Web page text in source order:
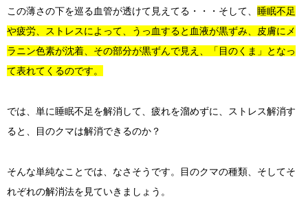
この薄さの下を巡る血管が透けて見えてる・・・そして、 睡眠不足
や疲労、ストレスによって、うっ血すると血液が黒ずみ、皮膚にメ
ラニン色素が沈着、その部分が黒ずんで見え、「目のくま」となっ
て表れてくるのです。
では、単に睡眠不足を解消して、疲れを溜めずに、ストレス解消す
ると、目のクマは解消できるのか？
そんな単純なことでは、なさそうです。目のクマの種類、そしてそ
れぞれの解消法を見ていきましょう。